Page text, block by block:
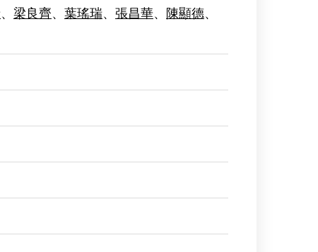
、 梁良齊、 葉瑤瑞、 張昌華、 陳顯德、